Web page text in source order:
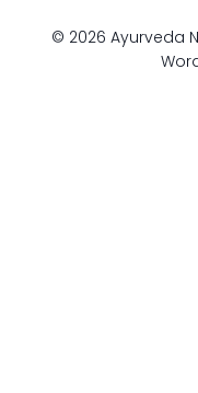
© 2026 Ayurveda